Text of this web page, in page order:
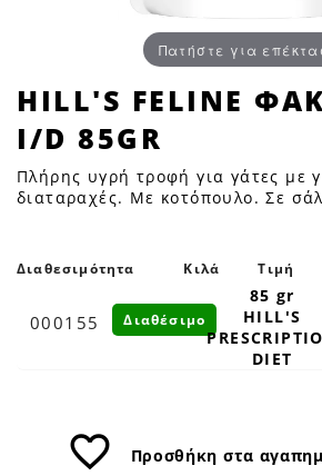
Πατήστε για
HILL'S
FELINE
ΦΑΚΕΛΑΚΙ
I/D
85GR
HILL'S FELINE
I/D 85GR
Πλήρης υγρή τροφή για γάτες με
διαταραχές. Με κοτόπουλο. Σε
Διαθεσιμότητα Κιλά Τιμή
000155
85 gr
HILL'S
DIET
Διαθέσιμο
favorite_border Προσθήκη στα